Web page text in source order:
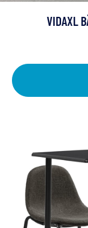
VIDAXL